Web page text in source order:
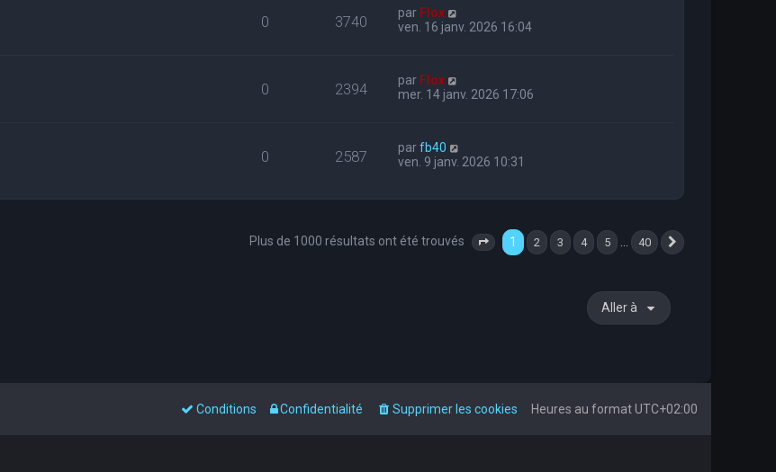
0 3740 par Flox
ven. 16 janv. 2026 16:04
0 2394 par Flox
mer. 14 janv. 2026 17:06
0 2587 parfb40
ven. 9 janv. 2026 10:31
Plus de 1000 résultats ont été trouvés Page 1 sur 40
1 2 3 4 5 … 40
Aller à
Heures au formatUTC+02:00
Supprimer les cookies
Confidentialité
Conditions